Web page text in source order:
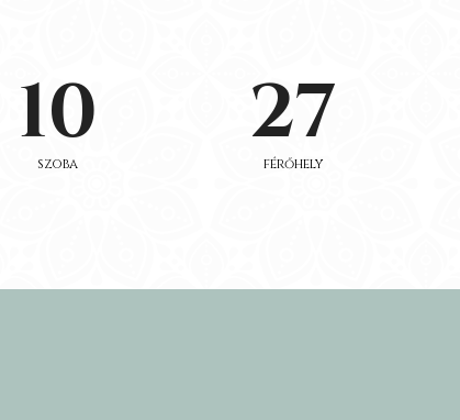
10
szoba 27
férőhely